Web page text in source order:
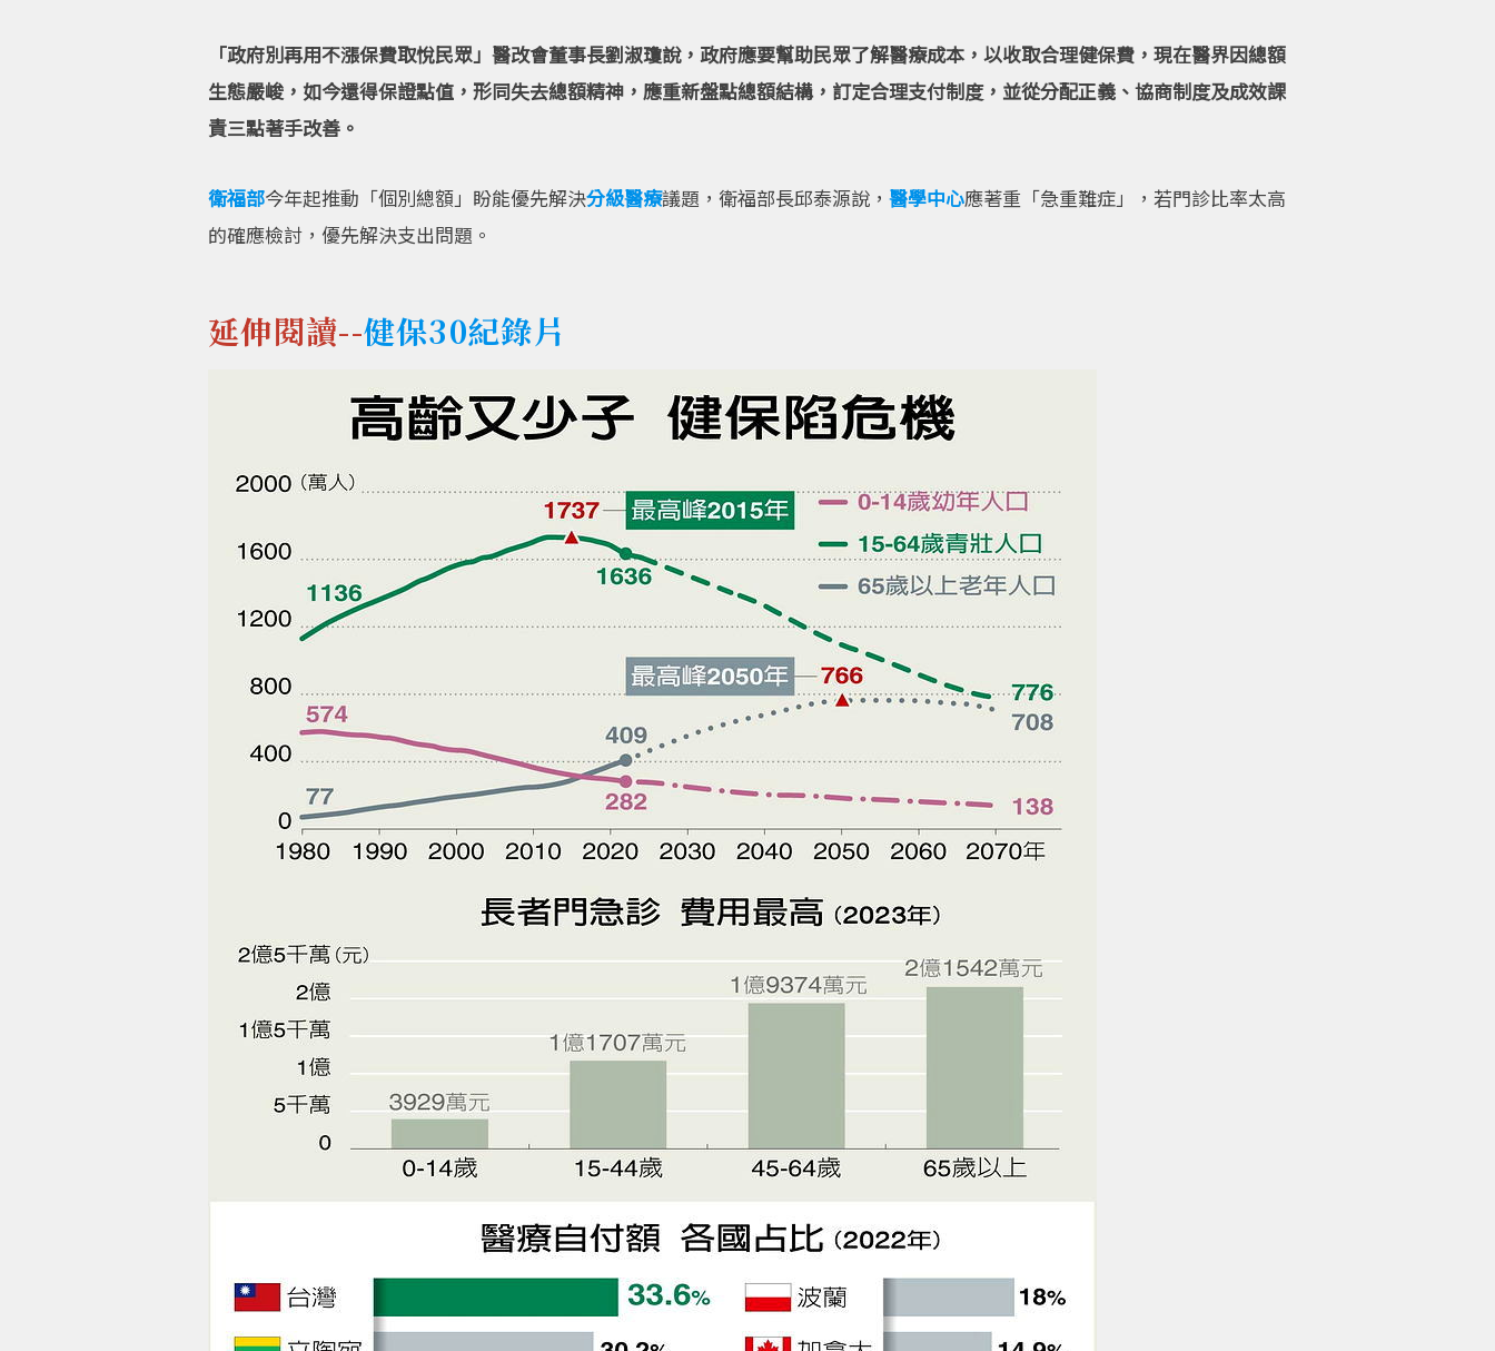
「政府別再用不漲保費取悅民眾」醫改會董事長劉淑瓊說，政府應要幫助民眾了解醫療成本，以收取合理健保費，現在醫界因總額
生態嚴峻，如今還得保證點值，形同失去總額精神，應重新盤點總額結構，訂定合理支付制度，並從分配正義、協商制度及成效課
責三點著手改善。
衛福部今年起推動「個別總額」盼能優先解決分級醫療議題，衛福部長邱泰源說， 醫學中心應著重「急重難症」，若門診比率太高
的確應檢討，優先解決支出問題。
延伸閱讀--健保30紀錄片